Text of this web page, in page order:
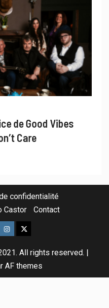
de Good Vibes
Care
confidentialité
Castor
Contact
All rights reserved. |
AF themes